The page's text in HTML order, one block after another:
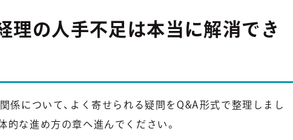
の人手不足は本当に解消でき
係について、よく寄せられる疑問をQ&A形式で整理しまし
的な進め方の章へ進んでください。